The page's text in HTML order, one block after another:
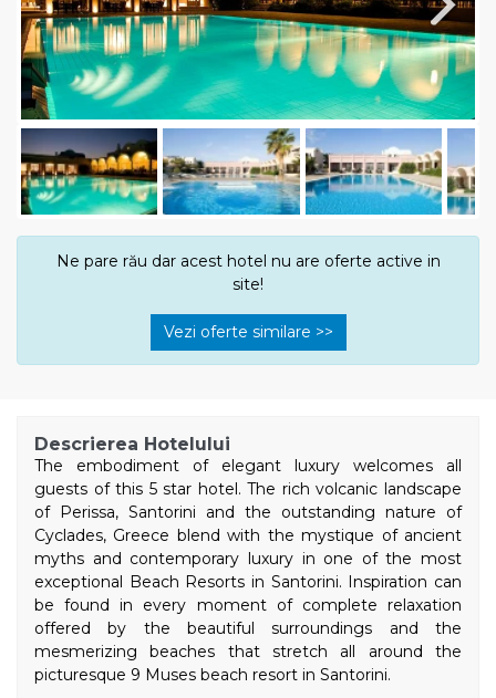
Next
Ne pare rău dar acest hotel nu are oferte active in
site!
Vezi oferte similare >>
Descrierea Hotelului
The embodiment of elegant luxury welcomes all
guests of this 5 star hotel. The rich volcanic landscape
of Perissa, Santorini and the outstanding nature of
Cyclades, Greece blend with the mystique of ancient
myths and contemporary luxury in one of the most
exceptional Beach Resorts in Santorini. Inspiration can
be found in every moment of complete relaxation
offered by the beautiful surroundings and the
mesmerizing beaches that stretch all around the
picturesque 9 Muses beach resort in Santorini.